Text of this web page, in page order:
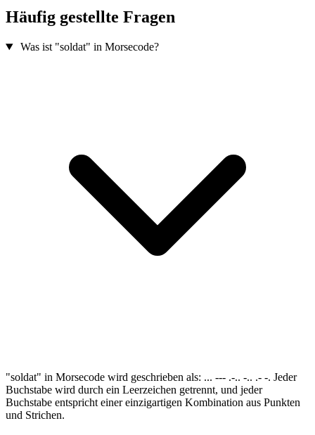
Häufig gestellte Fragen
Was ist "soldat" in Morsecode?
"soldat" in Morsecode wird geschrieben als: ... --- .-.. -.. .- -. Jeder
Buchstabe wird durch ein Leerzeichen getrennt, und jeder
Buchstabe entspricht einer einzigartigen Kombination aus Punkten
und Strichen.